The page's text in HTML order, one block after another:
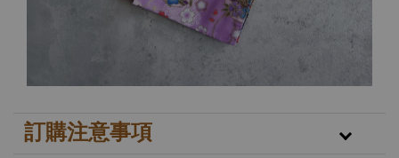
訂購注意事項